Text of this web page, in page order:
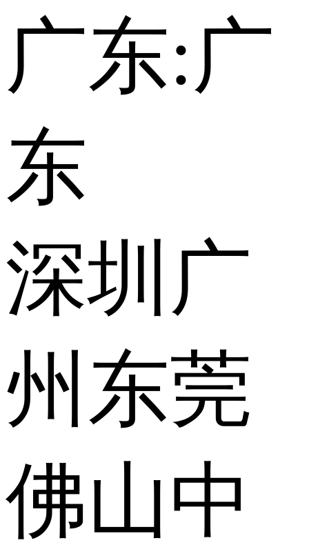
广东:广
东
深圳 广
州 东莞
佛山中